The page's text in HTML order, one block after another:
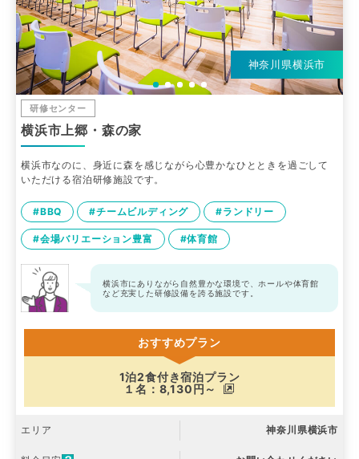
神奈川県横浜市
研修センター
横浜市上郷・森の家
横浜市なのに、身近に森を感じながら心豊かなひとときを過ごして
いただける宿泊研修施設です。
#BBQ #チームビルディング #ランドリー
#会場バリエーション豊富 #体育館
横浜市にありながら自然豊かな環境で、ホールや体育館
など充実した研修設備を誇る施設です。
おすすめプラン
1泊2食付き宿泊プラン
１名：8,130円～
エリア 神奈川県横浜市